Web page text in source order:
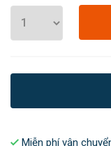
Miễn phí vận